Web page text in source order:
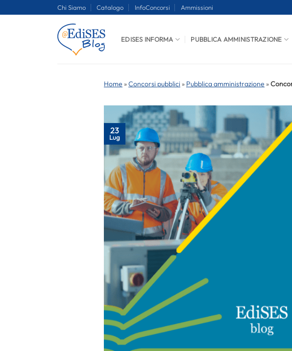
Chi Siamo Catalogo InfoConcorsi Ammissioni
EDISES INFORMA PUBBLICA AMMINISTRAZIONE
Home »Concorsi pubblici » Pubblica amministrazione »
23
Lug